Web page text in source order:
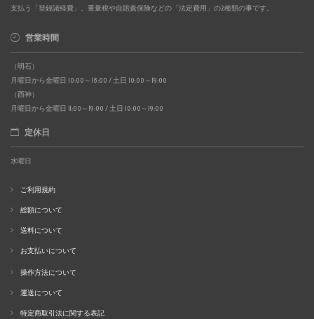
支払う「登録諸経費」。重量税や自賠責保険などの「法定費用」の2種類の事です。
営業時間
（明石）
月曜日から金曜日 10:00～18:00 / 土日 10:00～19:00
（西神）
月曜日から金曜日 11:00～19:00 / 土日 10:00～19:00
定休日
水曜日
ご利用規約
総額について
送料について
お支払いについて
操作方法について
運送について
特定商取引法に関する表記